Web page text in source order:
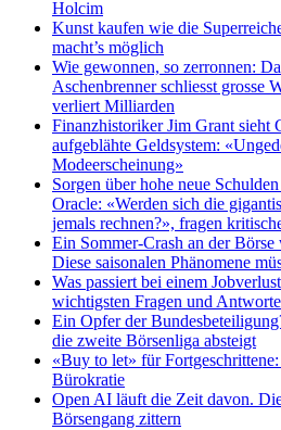
Holcim
Kunst kaufen wie die
macht’s möglich
Wie gewonnen, so zerronnen:
Aschenbrenner schliesst grosse
verliert Milliarden
Finanzhistoriker Jim Grant sieht
aufgeblähte Geldsystem:
Modeerscheinung»
Sorgen über hohe neue
Oracle: «Werden sich die
jemals rechnen?», fragen
Ein Sommer-Crash an der
Diese saisonalen Phänomene
Was passiert bei einem
wichtigsten Fragen und
Ein Opfer der
die zweite Börsenliga absteigt
«Buy to let» für
Bürokratie
Open AI läuft die Zeit davon.
Börsengang zittern